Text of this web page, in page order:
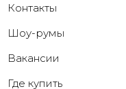
Контакты
Шоу-румы
Вакансии
Где купить